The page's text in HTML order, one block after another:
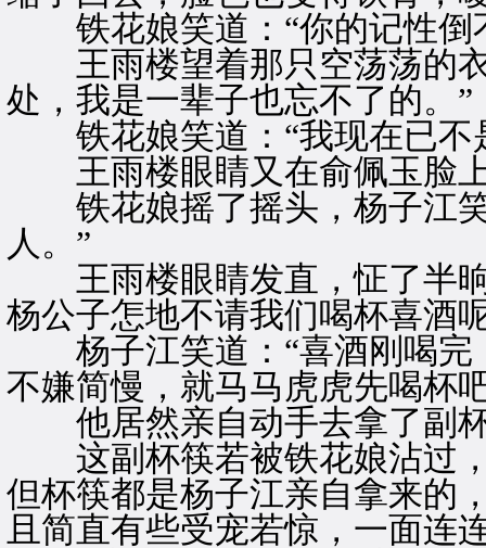
铁花娘笑道：“你的记性倒
王雨楼望着那只空荡荡的衣
处，我是一辈子也忘不了的。”
铁花娘笑道：“我现在已不
王雨楼眼睛又在俞佩玉脸上
铁花娘摇了摇头，杨子江笑
人。”
王雨楼眼睛发直，怔了半晌
杨公子怎地不请我们喝杯喜酒
杨子江笑道：“喜酒刚喝完
不嫌简慢，就马马虎虎先喝杯
他居然亲自动手去拿了副
这副杯筷若被铁花娘沾过，
但杯筷都是杨子江亲自拿来的
且简直有些受宠若惊，一面连